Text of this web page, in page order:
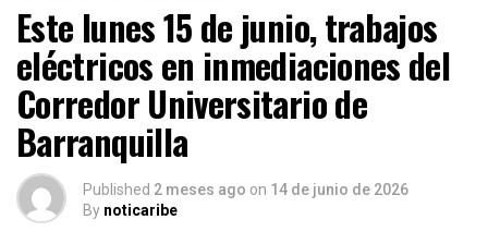
Este lunes 15 de junio, trabajos
eléctricos en inmediaciones del
Corredor Universitario de
Barranquilla
Published 2 meses ago on 14 de junio de 2026
By noticaribe